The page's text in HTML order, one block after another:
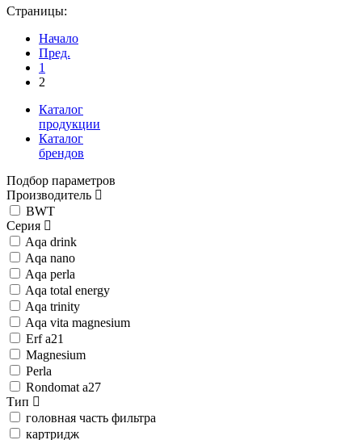
Страницы:
Начало
Пред.
1
2
Каталог
продукции
Каталог
брендов
Подбор параметров
Производитель
BWT
Серия
Aqa drink
Aqa nano
Aqa perla
Aqa total energy
Aqa trinity
Aqa vita magnesium
Erf a21
Magnesium
Perla
Rondomat a27
Тип
головная часть фильтра
картридж